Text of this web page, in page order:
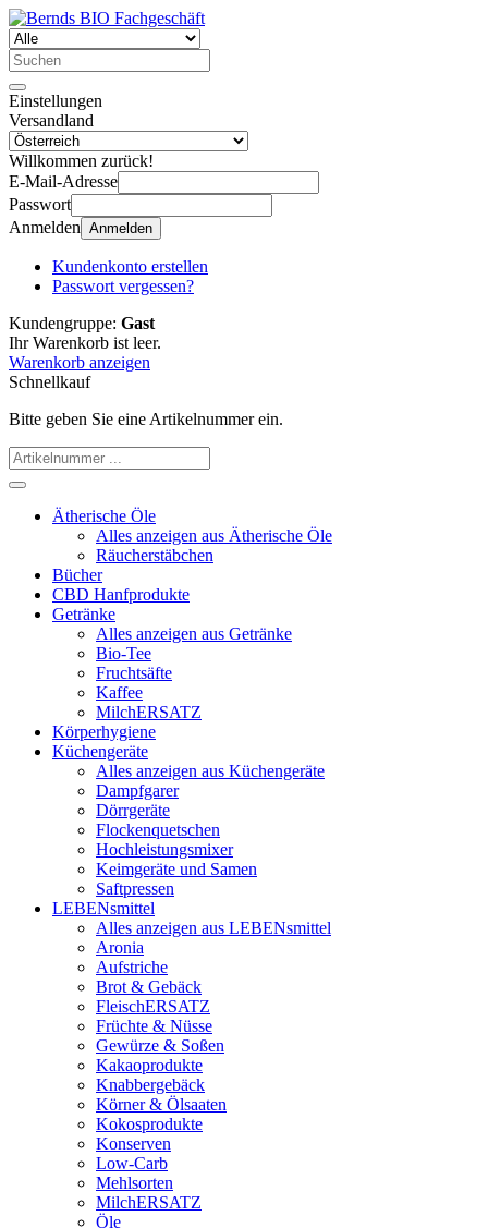
Einstellungen
Versandland
Willkommen zurück!
E-Mail-Adresse
Passwort
Anmelden Anmelden
Kundenkonto erstellen
Passwort vergessen?
Kundengruppe: Gast
Ihr Warenkorb ist leer.
Warenkorb anzeigen
Schnellkauf
Bitte geben Sie eine Artikelnummer ein.
Ätherische Öle
Alles anzeigen aus Ätherische Öle
Räucherstäbchen
Bücher
CBD Hanfprodukte
Getränke
Alles anzeigen aus Getränke
Bio-Tee
Fruchtsäfte
Kaffee
MilchERSATZ
Körperhygiene
Küchengeräte
Alles anzeigen aus Küchengeräte
Dampfgarer
Dörrgeräte
Flockenquetschen
Hochleistungsmixer
Keimgeräte und Samen
Saftpressen
LEBENsmittel
Alles anzeigen aus LEBENsmittel
Aronia
Aufstriche
Brot & Gebäck
FleischERSATZ
Früchte & Nüsse
Gewürze & Soßen
Kakaoprodukte
Knabbergebäck
Körner & Ölsaaten
Kokosprodukte
Konserven
Low-Carb
Mehlsorten
MilchERSATZ
Öle